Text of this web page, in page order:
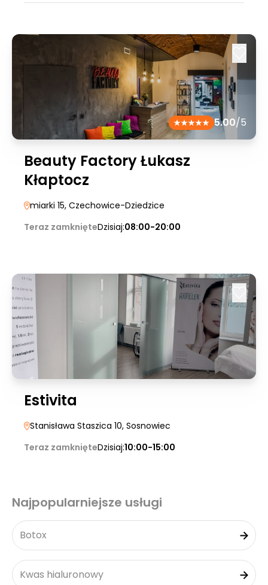
5.00/5
Beauty Factory Łukasz
Kłaptocz
miarki 15, Czechowice-Dziedzice
Teraz zamknięteDzisiaj:08:00-20:00
Estivita
Stanisława Staszica 10, Sosnowiec
Teraz zamknięteDzisiaj:10:00-15:00
Najpopularniejsze usługi
Botox
Kwas hialuronowy